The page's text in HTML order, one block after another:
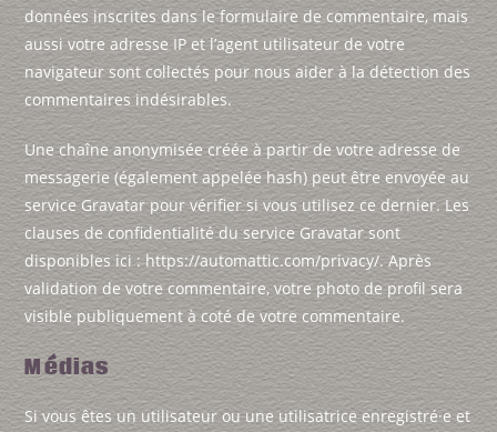
données inscrites dans le formulaire de commentaire, mais
aussi votre adresse IP et l’agent utilisateur de votre
navigateur sont collectés pour nous aider à la détection des
commentaires indésirables.
Une chaîne anonymisée créée à partir de votre adresse de
messagerie (également appelée hash) peut être envoyée au
service Gravatar pour vérifier si vous utilisez ce dernier. Les
clauses de confidentialité du service Gravatar sont
disponibles ici : https://automattic.com/privacy/. Après
validation de votre commentaire, votre photo de profil sera
visible publiquement à coté de votre commentaire.
Médias
Si vous êtes un utilisateur ou une utilisatrice enregistré·e et